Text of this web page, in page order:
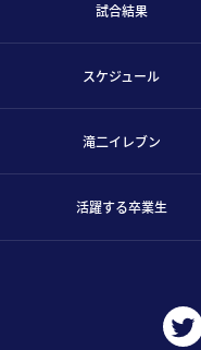
試合結果
スケジュール
滝二イレブン
活躍する卒業生